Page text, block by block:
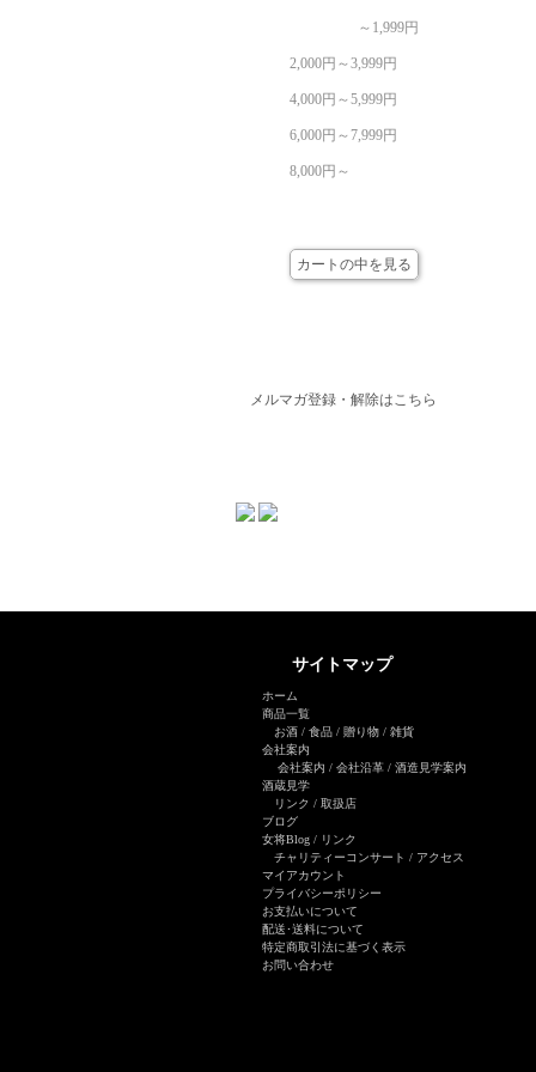
～1,999円
2,000円～3,999円
4,000円～5,999円
6,000円～7,999円
8,000円～
カートの中を見る
メルマガ登録・解除はこちら
サイトマップ
ホーム
商品一覧
お酒 / 食品 / 贈り物 / 雑貨
会社案内
会社案内 / 会社沿革 / 酒造見学案内
酒蔵見学
リンク / 取扱店
ブログ
女将Blog / リンク
チャリティーコンサート / アクセス
マイアカウント
プライバシーポリシー
お支払いについて
配送･送料について
特定商取引法に基づく表示
お問い合わせ